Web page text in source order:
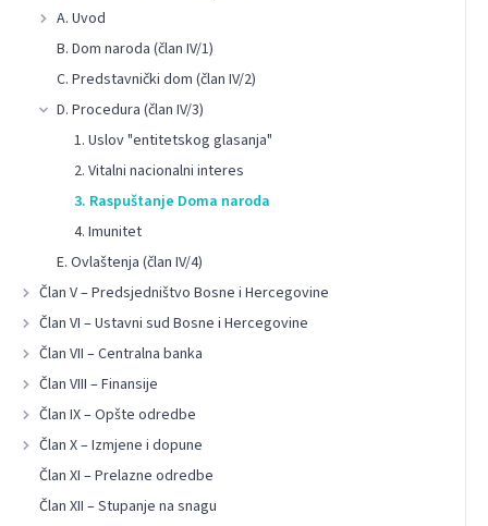
A. Uvod
B. Dom naroda (član IV/1)
C. Predstavnički dom (član IV/2)
D. Procedura (član IV/3)
1. Uslov "entitetskog glasanja"
2. Vitalni nacionalni interes
3. Raspuštanje Doma naroda
4. Imunitet
E. Ovlaštenja (član IV/4)
Član V – Predsjedništvo Bosne i Hercegovine
Član VI – Ustavni sud Bosne i Hercegovine
Član VII – Centralna banka
Član VIII – Finansije
Član IX – Opšte odredbe
Član X – Izmjene i dopune
Član XI – Prelazne odredbe
Član XII – Stupanje na snagu